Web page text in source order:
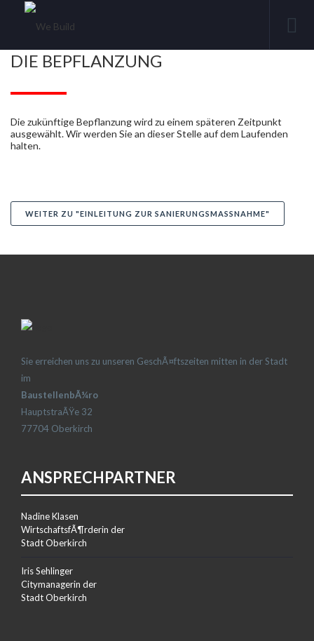
DIE BEPFLANZUNG
Die zukünftige Bepflanzung wird zu einem späteren Zeitpunkt
ausgewählt. Wir werden Sie an dieser Stelle auf dem Laufenden
halten.
WEITER ZU "EINLEITUNG ZUR SANIERUNGSMASSNAHME"
Sie erreichen uns zu unseren GeschÃ¤ftszeiten mitten in der Stadt
im
BaustellenbÃ¼ro
HauptstraÃŸe 32
77704 Oberkirch
ANSPRECHPARTNER
Nadine Klasen
WirtschaftsfÃ¶rderin der
Stadt Oberkirch
Iris Sehlinger
Citymanagerin der
Stadt Oberkirch